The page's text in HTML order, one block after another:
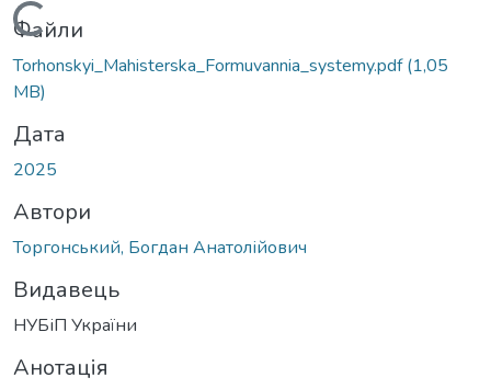
Вантажиться...
Файли
Torhonskyi_Mahisterska_Formuvannia_systemy.pdf(1,05
MB)
Дата
2025
Автори
Торгонський, Богдан Анатолійович
Видавець
НУБіП України
Анотація